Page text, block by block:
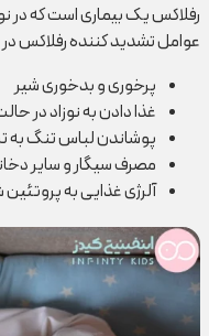
رفلاکس یک بیماری است که در
عوامل تشدید کننده رفلاکس در
پرخوری و بدخوری شیر
غذا دادن به نوزاد در
پوشاندن لباس تنگ به
مصرف سیگار و سایر
آلرژی غذایی به پروتئین